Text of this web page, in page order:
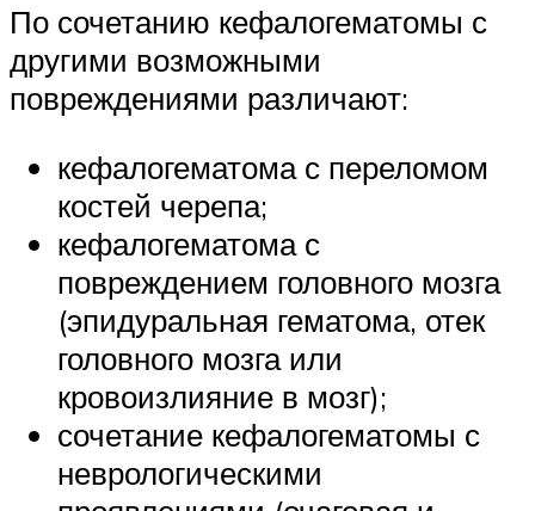
По сочетанию кефалогематомы с
другими возможными
повреждениями различают:
кефалогематома с переломом
костей черепа;
кефалогематома с
повреждением головного мозга
(эпидуральная гематома, отек
головного мозга или
кровоизлияние в мозг);
сочетание кефалогематомы с
неврологическими